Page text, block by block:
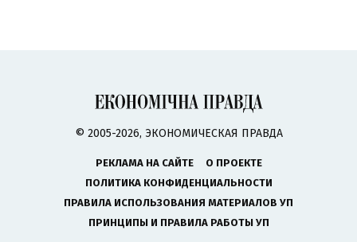
© 2005-2026, ЭКОНОМИЧЕСКАЯ ПРАВДА
РЕКЛАМА НА САЙТЕ
О ПРОЕКТЕ
ПОЛИТИКА КОНФИДЕНЦИАЛЬНОСТИ
ПРАВИЛА ИСПОЛЬЗОВАНИЯ МАТЕРИАЛОВ УП
ПРИНЦИПЫ И ПРАВИЛА РАБОТЫ УП